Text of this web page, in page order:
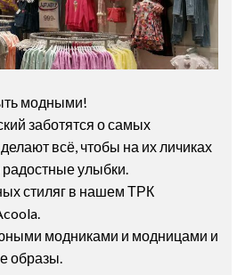
модными!
заботятся о самых
всё, чтобы на их личиках
радостные улыбки.
стиляг в нашем ТРК
модниками и модницами и
образы.